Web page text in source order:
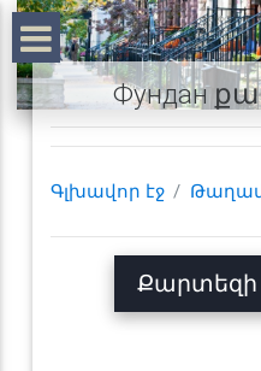
Фундан
Գլխավոր էջ
Քարտեզի